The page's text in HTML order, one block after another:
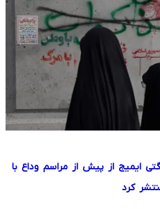
ایمیج از پیش از مراسم وداع با
کرد